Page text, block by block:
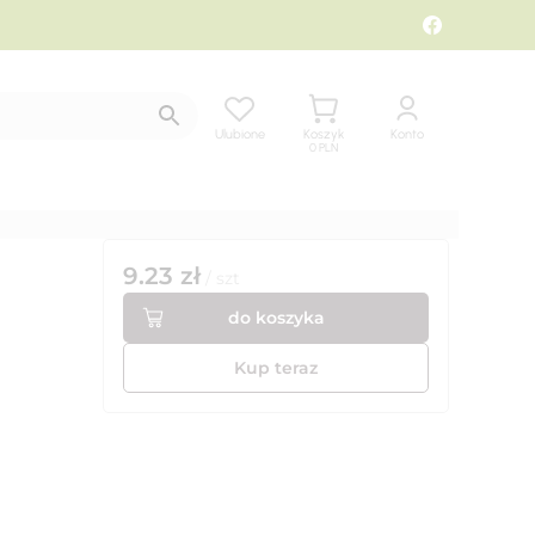
Ulubione
Koszyk
0 PLN
Konto
9.23 zł
do koszyka
Kup teraz